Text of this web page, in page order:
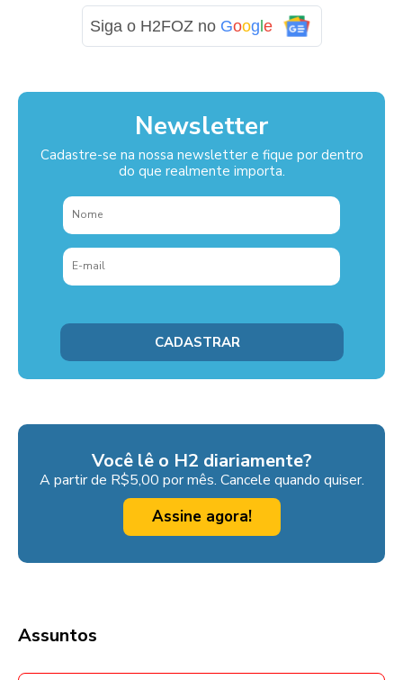
Siga o H2FOZ no Goog e
Newsletter
Cadastre-se na nossa newsletter e fique por dentro
do que realmente importa.
Você lê o H2 diariamente?
A partir de R$5,00 por mês. Cancele quando quiser.
Assine agora!
Assuntos